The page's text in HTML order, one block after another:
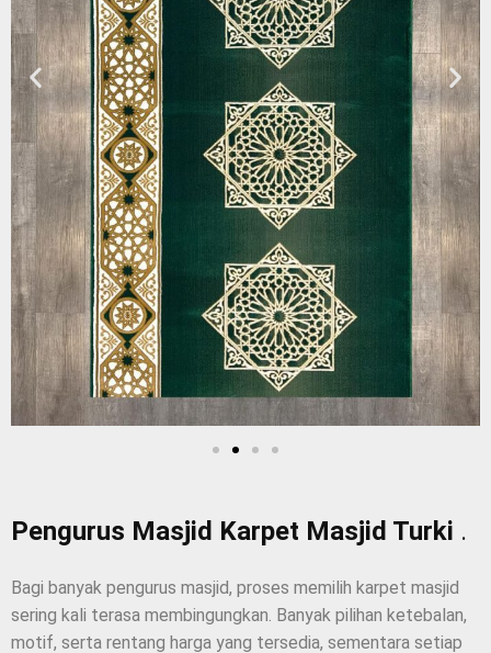
Pengurus Masjid Karpet Masjid Turki .
Bagi banyak pengurus masjid, proses memilih karpet masjid
sering kali terasa membingungkan. Banyak pilihan ketebalan,
motif, serta rentang harga yang tersedia, sementara setiap